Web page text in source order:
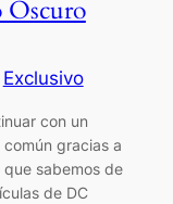
Oscuro
Exclusivo
con un
gracias a
sabemos de
de DC